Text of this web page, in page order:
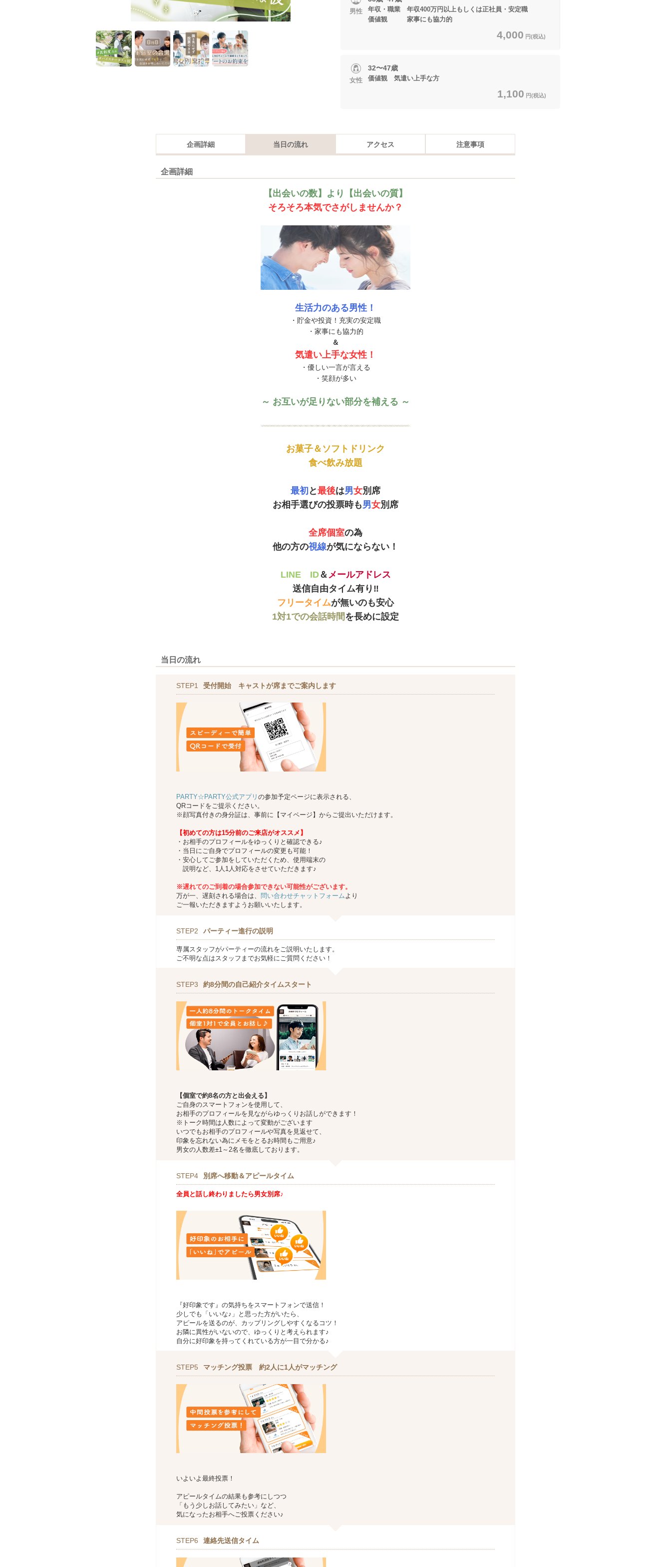
男性
年収・職業 年収400万円以上もしくは正社員・安定職
価値観 家事にも協力的
4,000 円(税込)
女性
32〜47歳
価値観 気遣い上手な方
1,100 円(税込)
企画詳細 当日の流れ アクセス 注意事項
企画詳細
【出会いの数】より【出会いの質】
そろそろ本気でさがしませんか？
生活力のある男性！
・貯金や投資！充実の安定職
・家事にも協力的
＆
気遣い上手な女性！
・優しい一言が言える
・笑顔が多い
～ お互いが足りない部分を補える ～
お菓子＆ソフトドリンク
食べ飲み放題
最初 と最後は男女別席
お相手選びの投票時も男女別席
全席個室の為
他の方の視線が気にならない！
LINE ID＆メールアドレス
送信自由タイム有り‼
フリータイムが無いのも安心
1対1での会話時間 を長めに設定
当日の流れ
STEP1 受付開始 キャストが席までご案内します
PARTY☆PARTY公式アプリ の参加予定ページに表示される、
QRコードをご提示ください。
※顔写真付きの身分証は、事前に【マイページ】からご提出いただけます。
【初めての方は15分前のご来店がオススメ】
・お相手のプロフィールをゆっくりと確認できる♪
・当日にご自身でプロフィールの変更も可能！
・安心してご参加をしていただくため、使用端末の
説明など、1人1人対応をさせていただきます♪
※遅れてのご到着の場合参加できない可能性がございます。
万が一、遅刻される場合は、 問い合わせチャットフォームより
ご一報いただきますようお願いいたします。
STEP2 パーティー進行の説明
専属スタッフがパーティーの流れをご説明いたします。
ご不明な点はスタッフまでお気軽にご質問ください！
STEP3 約8分間の自己紹介タイムスタート
【個室で約8名の方と出会える】
ご自身のスマートフォンを使用して、
お相手のプロフィールを見ながらゆっくりお話しができます！
※トーク時間は人数によって変動がございます
いつでもお相手のプロフィールや写真を見返せて、
印象を忘れない為にメモをとるお時間もご用意♪
男女の人数差±1～2名を徹底しております。
STEP4 別席へ移動＆アピールタイム
全員と話し終わりましたら男女別席♪
『好印象です』の気持ちをスマートフォンで送信！
少しでも「いいな♪」と思った方がいたら、
アピールを送るのが、カップリングしやすくなるコツ！
お隣に異性がいないので、ゆっくりと考えられます♪
自分に好印象を持ってくれている方が一目で分かる♪
STEP5 マッチング投票 約2人に1人がマッチング
いよいよ最終投票！
アピールタイムの結果も参考にしつつ
「もう少しお話してみたい」など、
気になったお相手へご投票ください♪
STEP6 連絡先送信タイム